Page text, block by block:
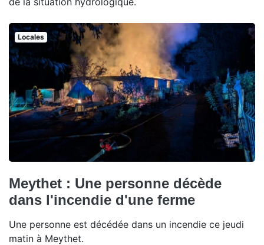
Locales
Meythet : Une personne décède
dans l'incendie d'une ferme
Une personne est décédée dans un incendie ce jeudi
matin à Meythet.